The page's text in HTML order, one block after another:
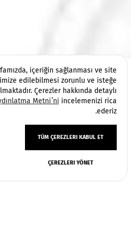
içeriğin sağlanması ve site
edilebilmesi zorunlu ve isteğe
Çerezler hakkında detaylı
Metni’ni incelemenizi rica
ederiz.
TÜM ÇEREZLERI KABUL ET
ÇEREZLERI YÖNET